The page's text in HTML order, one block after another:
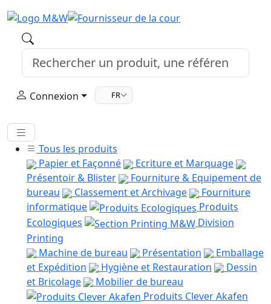
Connexion FR
Tous les produits
Papier et Façonné
Ecriture et Marquage
Présentoir & Blister
Fourniture & Equipement de
bureau
Classement et Archivage
Fourniture
informatique
Produits
Ecologiques
Division
Printing
Machine de bureau
Présentation
Emballage
et Expédition
Hygiène et Restauration
Dessin
et Bricolage
Mobilier de bureau
Produits Clever Akafen